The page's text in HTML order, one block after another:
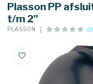
Plasson PP
t/m 2"
PLASSON